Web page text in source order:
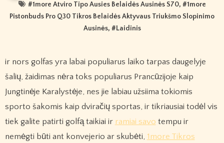
#1more Atviro Tipo Ausies Belaidės Ausinės S70, #1more
Pistonbuds Pro Q30 Tikros Belaidės Aktyvaus Triukšmo Slopinimo
Ausinės, #Laidinis
ir nors golfas yra labai populiarus laiko tarpas daugelyje
šalių, žaidimas nėra toks populiarus Prancūzijoje kaip
Jungtinėje Karalystėje, nes jie labiau užsiima tokiomis
sporto šakomis kaip dviračių sportas, ir tikriausiai todėl vis
tiek galite patirti golfą taikiai ir ramiai savo tempu ir
nemėgti būti ant konvejerio ar skubėti, 1more Tikros